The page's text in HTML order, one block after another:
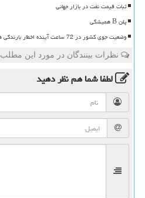
ثبات قیمت نفت در بازار جهانی
پلن B همیشگی
وضعیت جوی کشور در 72 ساعت آینده اخطار بارندگی های رگباری در 2 استان
نظرات بینندگان در مورد این مطلب
لطفا شما همنظر دهید